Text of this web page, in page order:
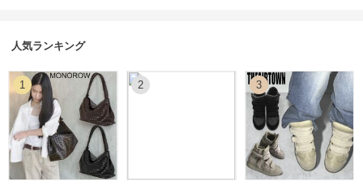
一部商品につきましては、先行予約販売となる場合がございます。
ご案内させていただく場合がございます。
その際、発送までにお時間を頂戴する場合があり、状況により発送期限
延長申請をお願いさせていただく場合がございます。
在庫状況は日々変動しておりますため、ご注文前にお問い合わせいただ
けますと、よりスムーズにご案内可能でございます。
人気ランキング
1 2 3